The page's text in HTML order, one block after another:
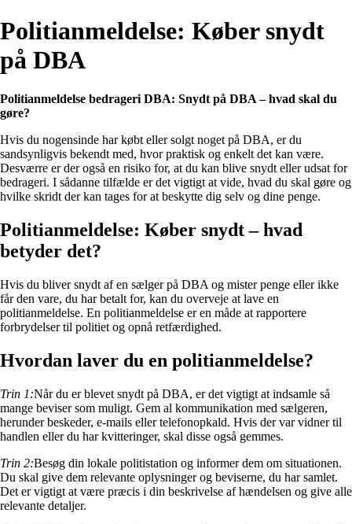
Politianmeldelse: Køber snydt
på DBA
Politianmeldelse bedrageri DBA: Snydt på DBA – hvad skal du
gøre?
Hvis du nogensinde har købt eller solgt noget på DBA, er du
sandsynligvis bekendt med, hvor praktisk og enkelt det kan være.
Desværre er der også en risiko for, at du kan blive snydt eller udsat for
bedrageri. I sådanne tilfælde er det vigtigt at vide, hvad du skal gøre og
hvilke skridt der kan tages for at beskytte dig selv og dine penge.
Politianmeldelse: Køber snydt – hvad
betyder det?
Hvis du bliver snydt af en sælger på DBA og mister penge eller ikke
får den vare, du har betalt for, kan du overveje at lave en
politianmeldelse. En politianmeldelse er en måde at rapportere
forbrydelser til politiet og opnå retfærdighed.
Hvordan laver du en politianmeldelse?
Trin 1:Når du er blevet snydt på DBA, er det vigtigt at indsamle så
mange beviser som muligt. Gem al kommunikation med sælgeren,
herunder beskeder, e-mails eller telefonopkald. Hvis der var vidner til
handlen eller du har kvitteringer, skal disse også gemmes.
Trin 2:Besøg din lokale politistation og informer dem om situationen.
Du skal give dem relevante oplysninger og beviserne, du har samlet.
Det er vigtigt at være præcis i din beskrivelse af hændelsen og give alle
relevante detaljer.